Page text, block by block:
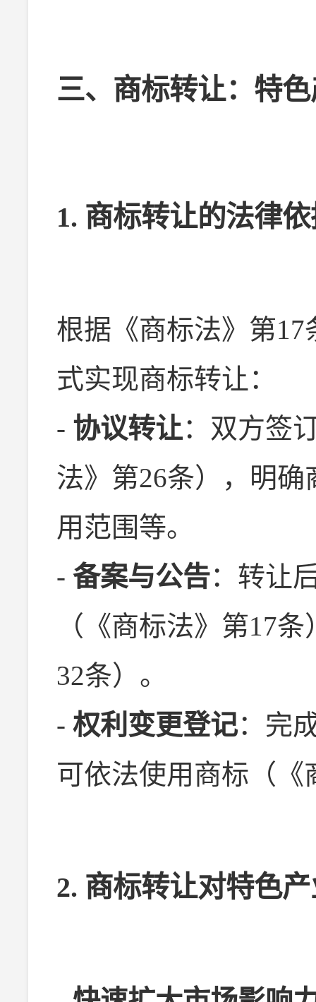
三、商标转让：特
1. 商标转让的法律
根据《商标法》第
式实现商标转让：
- 协议转让：双方签
法》第26条），明
用范围等。
- 备案与公告：转让
（《商标法》第17
32条）。
- 权利变更登记：完
可依法使用商标（《
2. 商标转让对特色